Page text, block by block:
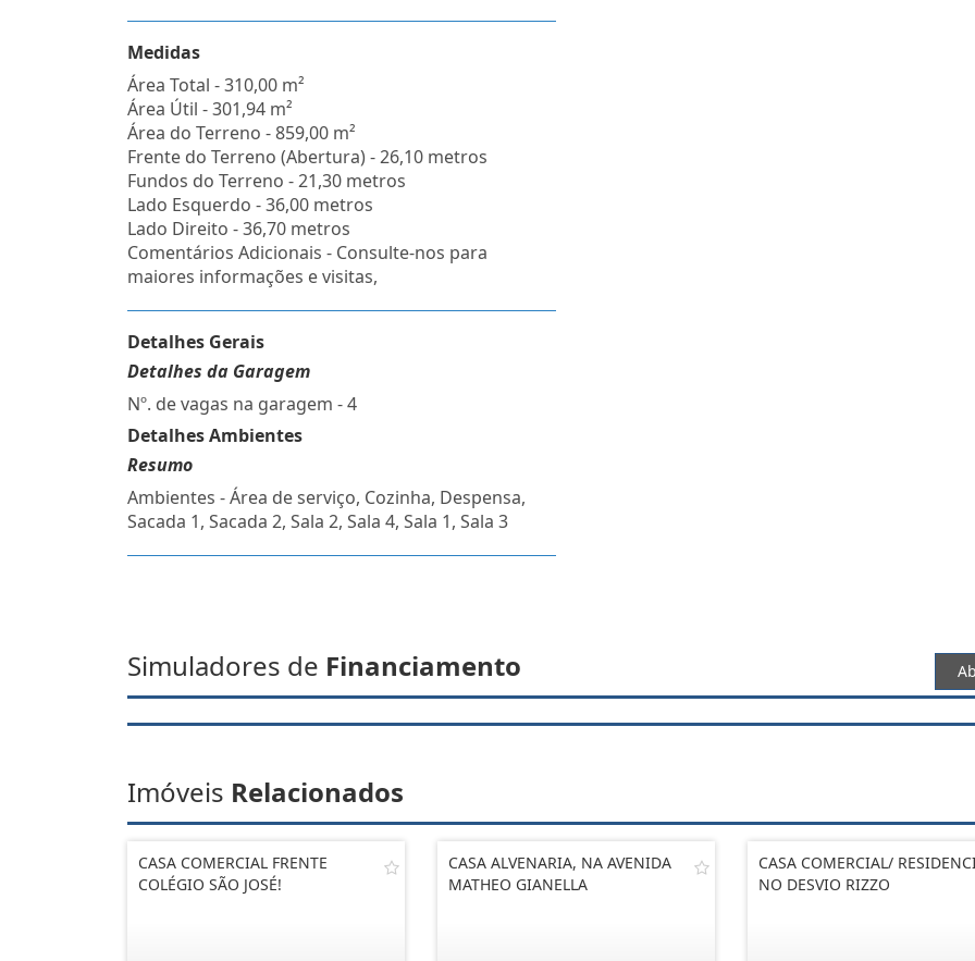
Medidas
Área Total - 310,00 m²
Área Útil - 301,94 m²
Área do Terreno - 859,00 m²
Frente do Terreno (Abertura) - 26,10 metros
Fundos do Terreno - 21,30 metros
Lado Esquerdo - 36,00 metros
Lado Direito - 36,70 metros
Comentários Adicionais - Consulte-nos para
maiores informações e visitas,
Detalhes Gerais
Detalhes da Garagem
Nº. de vagas na garagem - 4
Detalhes Ambientes
Resumo
Ambientes - Área de serviço, Cozinha, Despensa,
Sacada 1, Sacada 2, Sala 2, Sala 4, Sala 1, Sala 3
Simuladores de Financiamento
Imóveis Relacionados
CASA COMERCIAL FRENTE
COLÉGIO SÃO JOSÉ!
CASA ALVENARIA, NA AVENIDA
MATHEO GIANELLA
CASA COMERCIAL/
NO DESVIO RIZZO